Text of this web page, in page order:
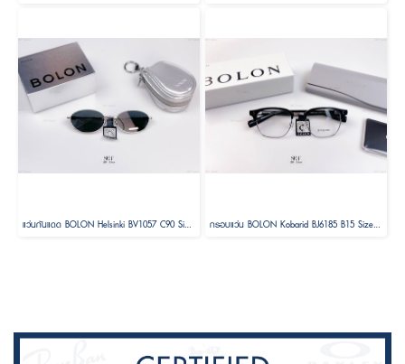
แว่นกันแดด BOLON Helsinki BV1057 C90 Size 56 ( Foldable ) กรอบแว่น BOLON Kobarid BJ6185 B15 Size 52